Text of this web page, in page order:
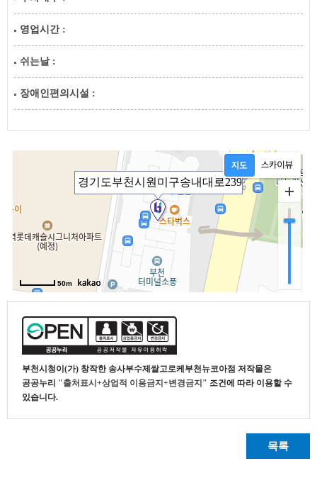
영업시간 :
쉬는날 :
장애인편의시설 :
부천시청이(가) 창작한 송사부수제쌀고로케부천뉴코아점 저작물은
공공누리 "출처표시+상업적 이용금지+변경금지" 조건에 따라 이용할 수
있습니다.
목록